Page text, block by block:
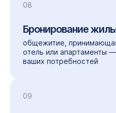
08
Бронирование
общежитие,
отель или апартаменты
ваших потребностей
09